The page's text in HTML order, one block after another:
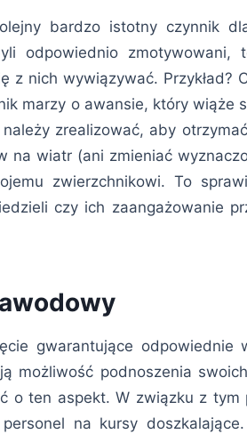
bardzo istotny czynnik
odpowiednio
z nich wywiązywać. Przykład?
marzy o awansie, który wiąże
zrealizować, aby
na wiatr (ani zmieniać
zwierzchnikowi. To
czy ich zaangażowanie
gwarantujące odpowiednie
możliwość podnoszenia
o ten aspekt. W związku z tym
na kursy